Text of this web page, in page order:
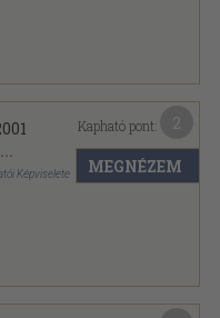
...
Képviselete
Kapható pont:
MEGNÉZEM